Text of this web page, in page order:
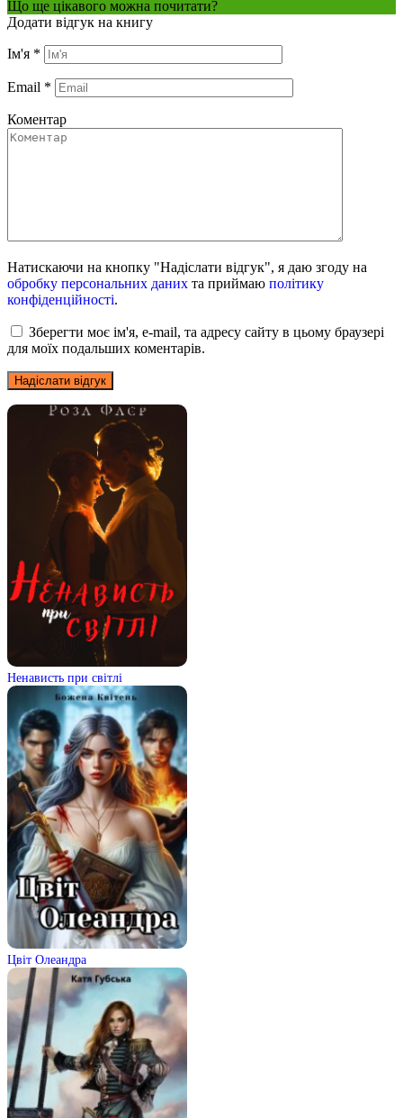
Що ще цікавого можна почитати?
Додати відгук на книгу
Ім'я *
Email *
Коментар
Натискаючи на кнопку "Надіслати відгук", я даю згоду на
обробку персональних даних та приймаю політику
конфіденційності.
Зберегти моє ім'я, e-mail, та адресу сайту в цьому браузері
для моїх подальших коментарів.
Ненависть при світлі
Цвіт Олеандра